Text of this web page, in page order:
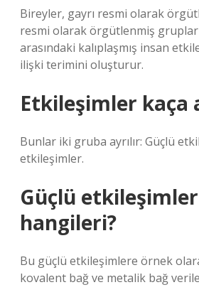
Bireyler, gayrı resmi olarak
resmi olarak örgütlenmiş gruplar
arasındaki kalıplaşmış insan
ilişki terimini oluşturur.
Etkileşimler kaça
Bunlar iki gruba ayrılır: Güçlü
etkileşimler.
Güçlü etkileşimler
hangileri?
Bu güçlü etkileşimlere örnek
kovalent bağ ve metalik bağ